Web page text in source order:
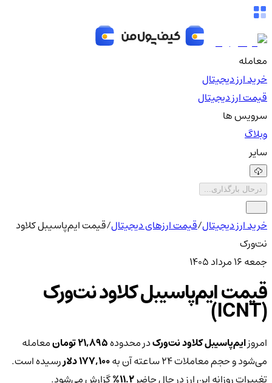
معامله
خرید ارز دیجیتال
قیمت ارز دیجیتال
سرویس ها
وبلاگ
سایر
درحال بارگذاری...
خرید ارز دیجیتال/قیمت ارزهای دیجیتال/قیمت ایم‌پاسیبل کلاود
نت‌ورک
جمعه ۱۶ مرداد ۱۴۰۵
قیمت ایم‌پاسیبل کلاود نت‌ورک
(ICNT)
امروزایم‌پاسیبل کلاود نت‌ورکدر محدوده21,895 تومان
معامله
می‌شود و حجم معاملات ۲۴ ساعته آن به
177,100 دلار
رسیده است.
تغییرات روزانه این ارز در حال حاضر11.2% گزارش می‌شود.